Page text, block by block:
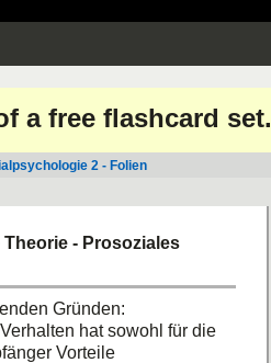
a free flashcard set.
2 - Folien
- Prosoziales
Gründen:
hat sowohl für die
Vorteile